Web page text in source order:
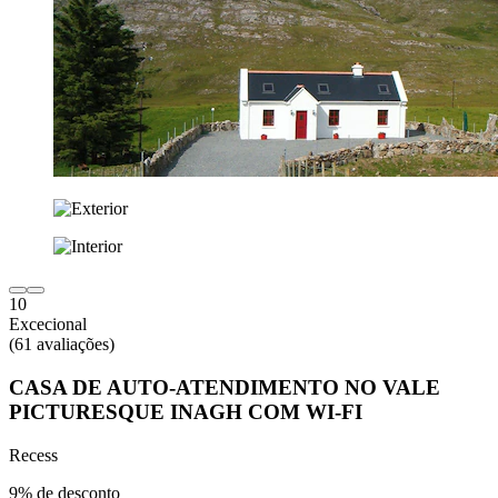
10
Excecional
(61 avaliações)
CASA DE AUTO-ATENDIMENTO NO VALE
PICTURESQUE INAGH COM WI-FI
Recess
9% de desconto